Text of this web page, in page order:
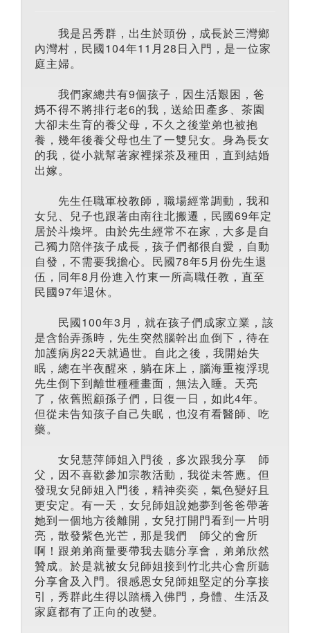
我是呂秀群，出生於頭份，成長於三灣鄉
內灣村，民國104年11月28日入門，是一位家
庭主婦。
我們家總共有9個孩子，因生活艱困，爸
媽不得不將排行老6的我，送給田產多、茶園
大卻未生育的養父母，不久之後堂弟也被抱
養，幾年後養父母也生了一雙兒女。身為長女
的我，從小就幫著家裡採茶及種田，直到結婚
出嫁。
先生任職軍校教師，職場經常調動，我和
女兒、兒子也跟著由南往北搬遷，民國69年定
居於斗煥坪。由於先生經常不在家，大多是自
己獨力陪伴孩子成長，孩子們都很自愛，自動
自發，不需要我擔心。民國78年5月份先生退
伍，同年8月份進入竹東一所高職任教，直至
民國97年退休。
民國100年3月，就在孩子們成家立業，該
是含飴弄孫時，先生突然腦幹出血倒下，待在
加護病房22天就過世。自此之後，我開始失
眠，總在半夜醒來，躺在床上，腦海重複浮現
先生倒下到離世種種畫面，無法入睡。天亮
了，依舊照顧孫子們，日復一日，如此4年。
但從未告知孩子自己失眠，也沒有看醫師、吃
藥。
女兒慧萍師姐入門後，多次跟我分享 師
父，因不喜歡參加宗教活動，我從未答應。但
發現女兒師姐入門後，精神奕奕，氣色變好且
更安定。有一天，女兒師姐說她夢到爸爸帶著
她到一個地方後離開，女兒打開門看到一片明
亮，散發紫色光芒，那是我們 師父的會所
啊！跟弟弟商量要帶我去聽分享會，弟弟欣然
贊成。於是就被女兒師姐接到竹北共心會所聽
分享會及入門。很感恩女兒師姐堅定的分享接
引，秀群此生得以踏橋入佛門，身體、生活及
家庭都有了正向的改變。